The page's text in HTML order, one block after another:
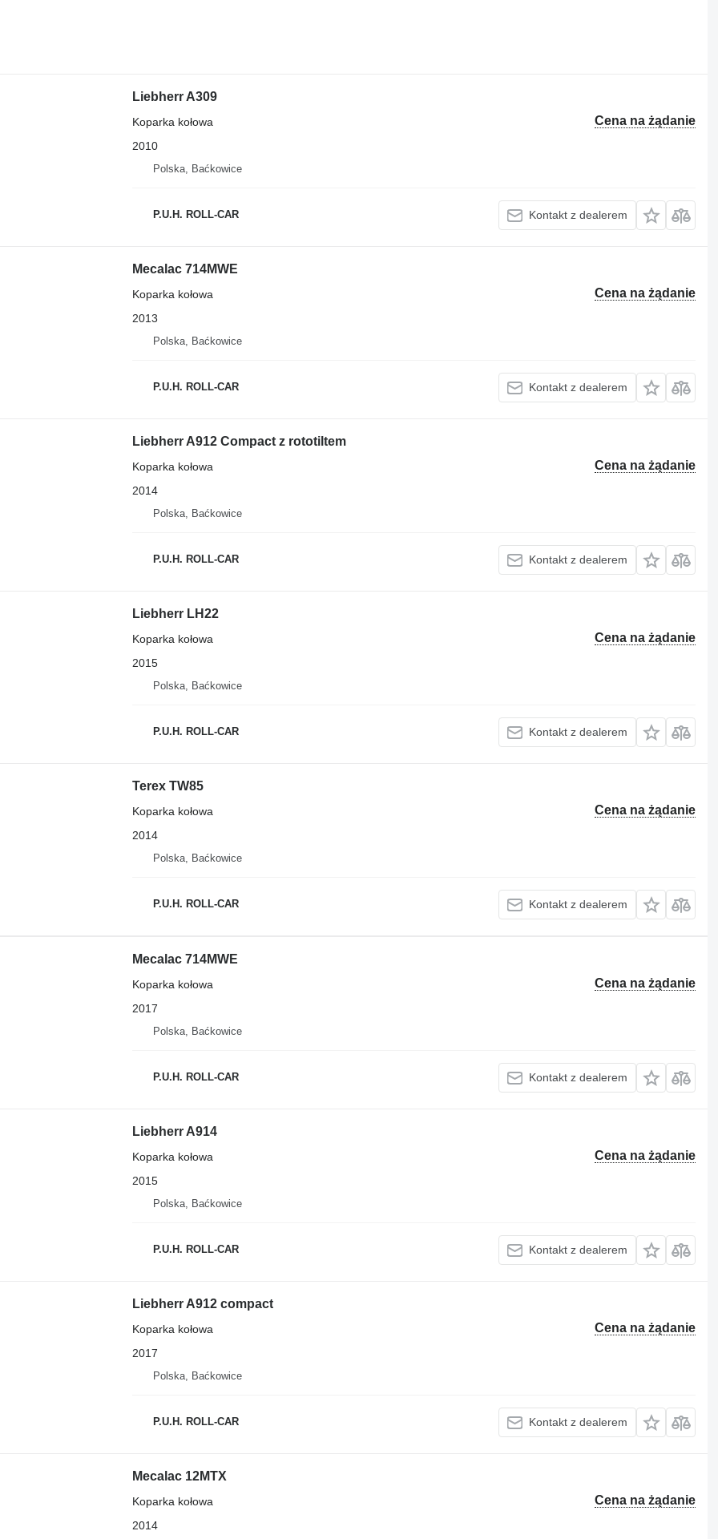
Liebherr A309
Cena na żądanie
Koparka kołowa
2010
Polska, Baćkowice
P.U.H. ROLL-CAR Kontakt z dealerem
Mecalac 714MWE
Cena na żądanie
Koparka kołowa
2013
Polska, Baćkowice
P.U.H. ROLL-CAR Kontakt z dealerem
Liebherr A912 Compact z rototiltem
Cena na żądanie
Koparka kołowa
2014
Polska, Baćkowice
P.U.H. ROLL-CAR Kontakt z dealerem
Liebherr LH22
Cena na żądanie
Koparka kołowa
2015
Polska, Baćkowice
P.U.H. ROLL-CAR Kontakt z dealerem
Terex TW85
Cena na żądanie
Koparka kołowa
2014
Polska, Baćkowice
P.U.H. ROLL-CAR Kontakt z dealerem
Mecalac 714MWE
Cena na żądanie
Koparka kołowa
2017
Polska, Baćkowice
P.U.H. ROLL-CAR Kontakt z dealerem
Liebherr A914
Cena na żądanie
Koparka kołowa
2015
Polska, Baćkowice
P.U.H. ROLL-CAR Kontakt z dealerem
Liebherr A912 compact
Cena na żądanie
Koparka kołowa
2017
Polska, Baćkowice
P.U.H. ROLL-CAR Kontakt z dealerem
Mecalac 12MTX
Cena na żądanie
Koparka kołowa
2014